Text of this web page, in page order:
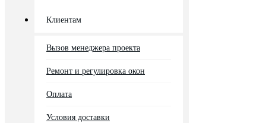
Клиентам
Вызов менеджера проекта
Ремонт и регулировка окон
Оплата
Условия доставки